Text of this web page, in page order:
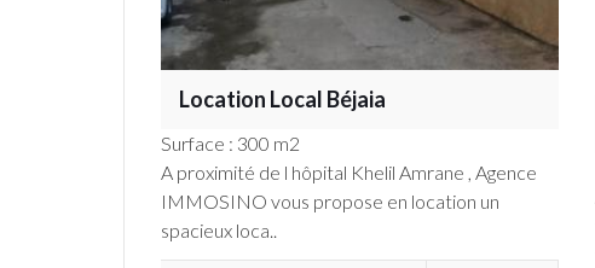
Location Local Béjaia
Surface : 300 m2
A proximité de l hôpital Khelil Amrane , Agence
IMMOSINO vous propose en location un
spacieux loca..